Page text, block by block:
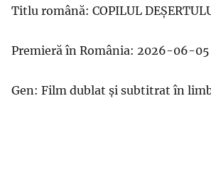
Titlu română: COPILUL
Premieră în România: 2026-06-05
Gen: Film dublat și subtitrat în